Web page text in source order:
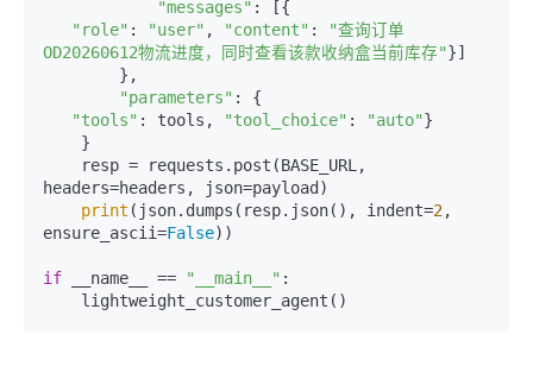
"messages" : [{
"role" : "user" , "content" :
"查询订单
OD20260612物流进度，同时查看该款收纳盒当前库存"}]
"parameters" : {
"tools" : tools, "tool_choice" : "auto"}
headers=headers, json=payload)
print (json.dumps(resp.json(), indent=2,
ensure_ascii=False))
if __name__ == "__main__" :